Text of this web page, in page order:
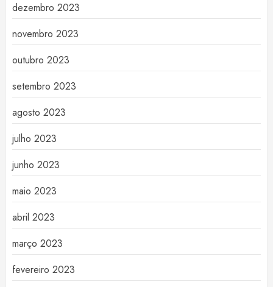
dezembro 2023
novembro 2023
outubro 2023
setembro 2023
agosto 2023
julho 2023
junho 2023
maio 2023
abril 2023
março 2023
fevereiro 2023